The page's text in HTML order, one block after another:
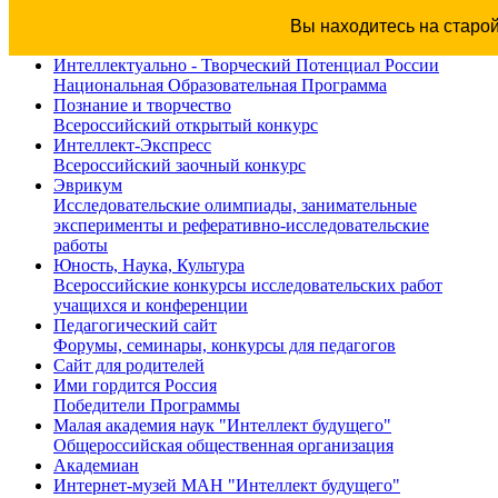
Вы находитесь на
Интеллектуально - Творческий Потенциал России
Национальная Образовательная Программа
Познание и творчество
Всероссийский открытый конкурс
Интеллект-Экспресс
Всероссийский заочный конкурс
Эврикум
Исследовательские олимпиады, занимательные
эксперименты и реферативно-исследовательские
работы
Юность, Наука, Культура
Всероссийские конкурсы исследовательских работ
учащихся и конференции
Педагогический сайт
Форумы, семинары, конкурсы для педагогов
Сайт для родителей
Ими гордится Россия
Победители Программы
Малая академия наук "Интеллект будущего"
Общероссийская общественная организация
Академиан
Интернет-музей МАН "Интеллект будущего"